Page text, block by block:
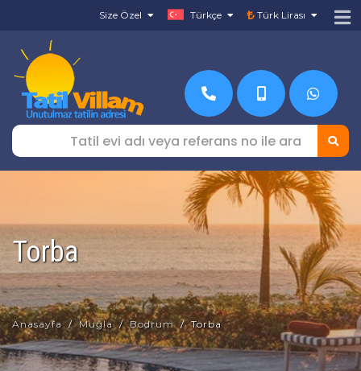
Size Özel Türkçe Türk Lirası
Torba
Anasayfa Muğla Bodrum Torba